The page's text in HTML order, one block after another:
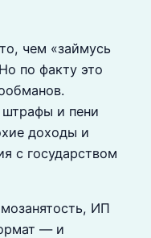
чем «займусь
по факту это
и пени
доходы и
с государством
ИП
— и